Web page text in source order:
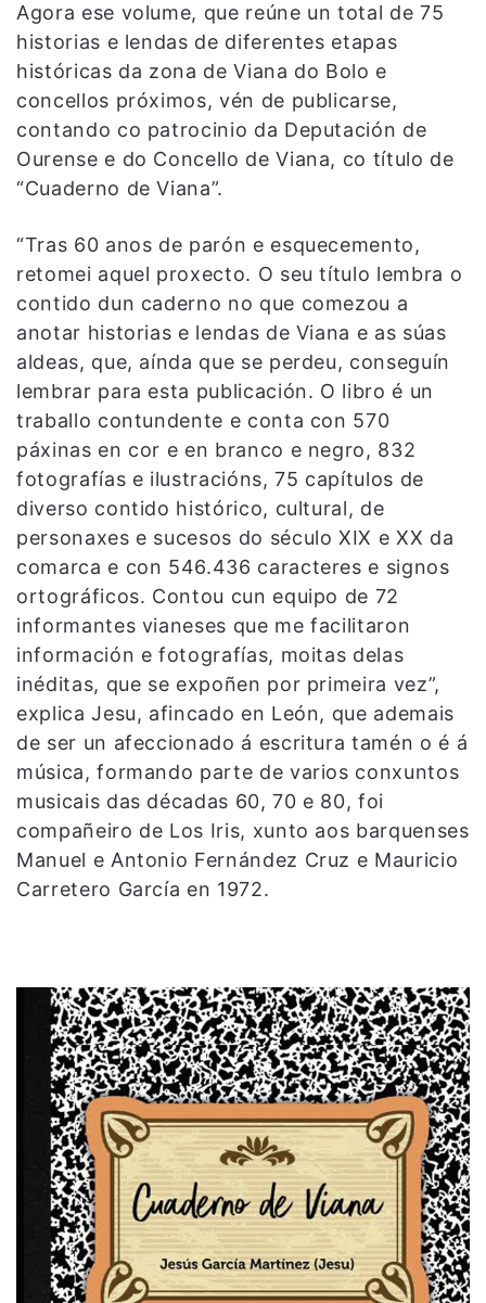
Agora ese volume, que reúne un total de 75
historias e lendas de diferentes etapas
históricas da zona de Viana do Bolo e
concellos próximos, vén de publicarse,
contando co patrocinio da Deputación de
Ourense e do Concello de Viana, co título de
“Cuaderno de Viana”.
“Tras 60 anos de parón e esquecemento,
retomei aquel proxecto. O seu título lembra o
contido dun caderno no que comezou a
anotar historias e lendas de Viana e as súas
aldeas, que, aínda que se perdeu, conseguín
lembrar para esta publicación. O libro é un
traballo contundente e conta con 570
páxinas en cor e en branco e negro, 832
fotografías e ilustracións, 75 capítulos de
diverso contido histórico, cultural, de
personaxes e sucesos do século XIX e XX da
comarca e con 546.436 caracteres e signos
ortográficos. Contou cun equipo de 72
informantes vianeses que me facilitaron
información e fotografías, moitas delas
inéditas, que se expoñen por primeira vez”,
explica Jesu, afincado en León, que ademais
de ser un afeccionado á escritura tamén o é á
música, formando parte de varios conxuntos
musicais das décadas 60, 70 e 80, foi
compañeiro de Los Iris, xunto aos barquenses
Manuel e Antonio Fernández Cruz e Mauricio
Carretero García en 1972.